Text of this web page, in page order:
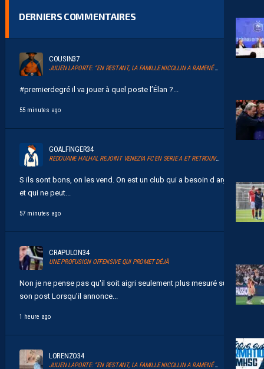
DERNIERS COMMENTAIRES
COUSIN37
JULIEN LAPORTE: “EN RESTANT, LA FAMILLE NICOLLIN A RAMENÉ UN ÉLAN AU CLUB.”
#premierdegré il va jouer à quel poste l’Élan ?...
55 minutes ago
GOALFINGER34
REDOUANE HALHAL REJOINT VENEZIA FC EN SERIE A ET RETROUVERA AKOR ADAMS
S ils sont bons, on les vend. On est un club qui a besoin d argent
et qui ne peut...
57 minutes ago
CRAPULON34
UNE PROFUSION OFFENSIVE QUI PROMET DÉJÀ
Non je ne pense pas qu'il soit aigri seulement plus mesuré suite a
son post Lorsqu'il annonce...
1 heure ago
LORENZO34
JULIEN LAPORTE: “EN RESTANT, LA FAMILLE NICOLLIN A RAMENÉ UN ÉLAN AU CLUB.”